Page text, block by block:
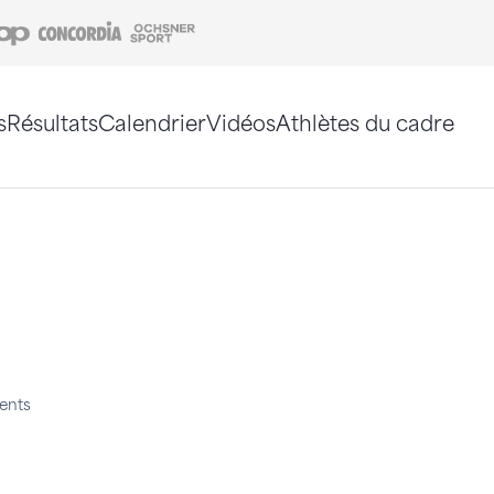
Coop Concordia
RésultatsCalendrierVidéosAthlètes du cadre